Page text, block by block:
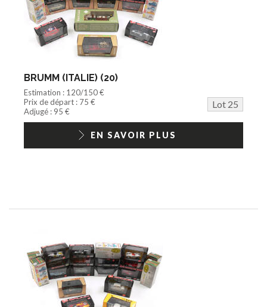
BRUMM (ITALIE) (20)
Estimation : 120/150 €
Prix de départ : 75 €
Lot 25
Adjugé : 95 €
EN SAVOIR PLUS